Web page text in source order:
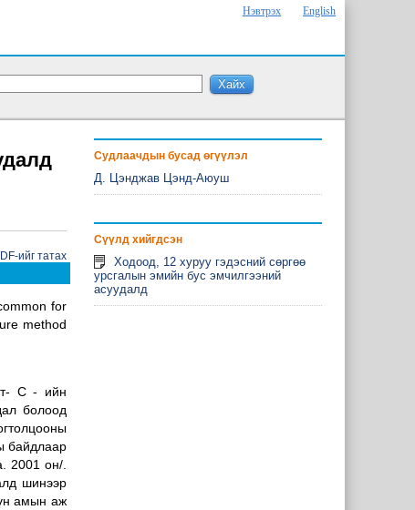
Нэвтрэх English
ийг татах
for
method
С - ийн
болоод
байдлаар
2001 он/.
шинээр
амын аж
Судлаачдын бусад өгүүлэл
Д. Цэнджав Цэнд-Аюуш
Сүүлд хийгдсэн
Ходоод, 12 хуруу гэдэсний сөргөө
урсгалын эмийн бус эмчилгээний
асуудалд